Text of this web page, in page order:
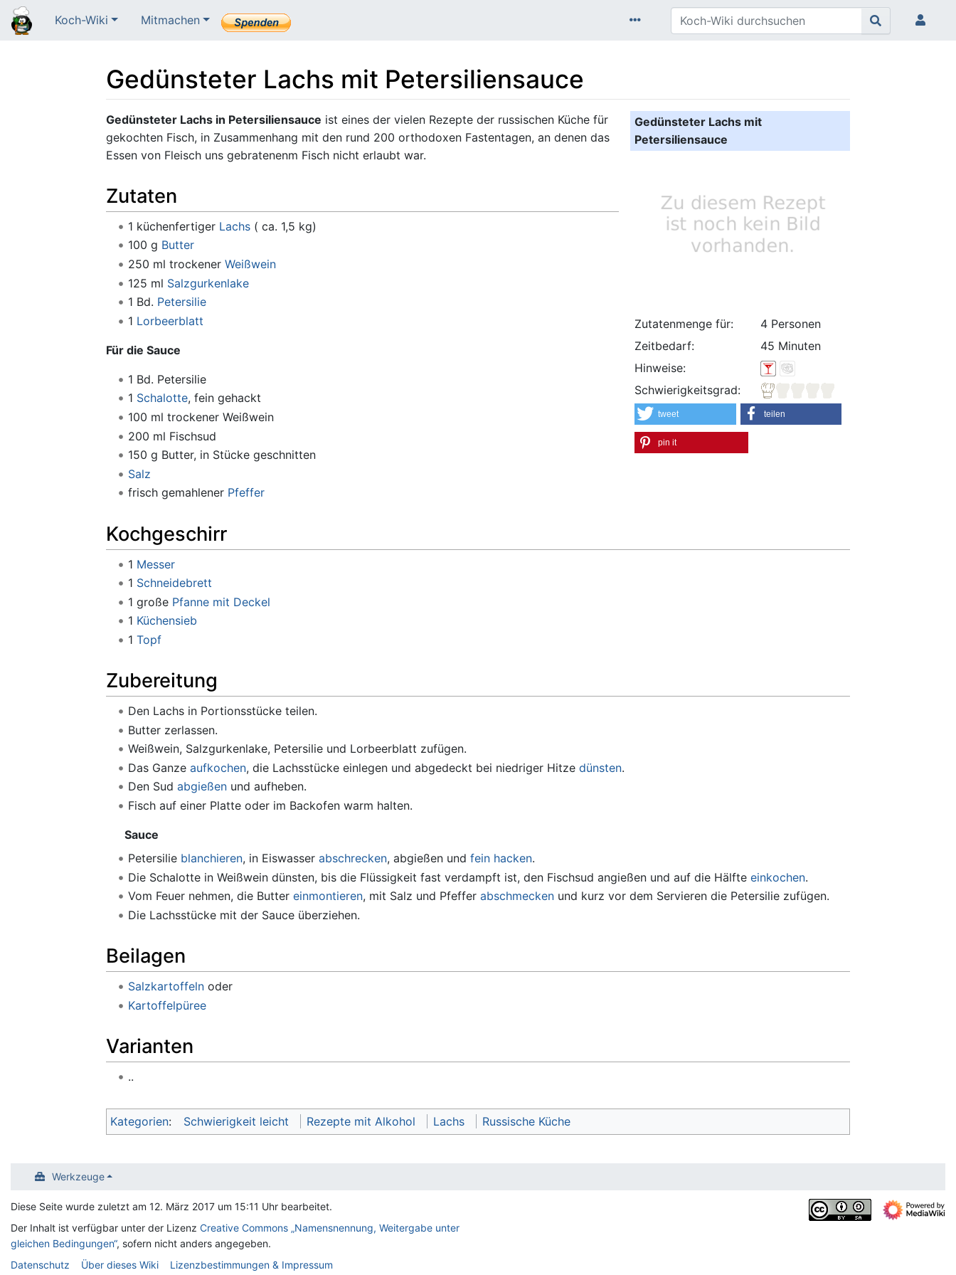
Koch-Wiki Mitmachen
Gedünsteter Lachs mit Petersiliensauce
Wechseln zu:Navigation,Suche
Gedünsteter Lachs mit
Petersiliensauce
Zutatenmenge für:
4 Personen
Zeitbedarf:
45 Minuten
Hinweise:
Schwierigkeitsgrad:
tweet teilen
pin it
Gedünsteter Lachs in Petersiliensauce ist eines der vielen Rezepte der russischen Küche für
gekochten Fisch, in Zusammenhang mit den rund 200 orthodoxen Fastentagen, an denen das
Essen von Fleisch uns gebratenenm Fisch nicht erlaubt war.
Zutaten
1 küchenfertiger Lachs( ca. 1,5 kg)
100 g Butter
250 ml trockener Weißwein
125 ml Salzgurkenlake
1 Bd. Petersilie
1 Lorbeerblatt
Für die Sauce
1 Bd. Petersilie
1 Schalotte, fein gehackt
100 ml trockener Weißwein
200 ml Fischsud
150 g Butter, in Stücke geschnitten
Salz
frisch gemahlener Pfeffer
Kochgeschirr
1 Messer
1 Schneidebrett
1 große Pfanne mit Deckel
1 Küchensieb
1 Topf
Zubereitung
Den Lachs in Portionsstücke teilen.
Butter zerlassen.
Weißwein, Salzgurkenlake, Petersilie und Lorbeerblatt zufügen.
Das Ganze aufkochen, die Lachsstücke einlegen und abgedeckt bei niedriger Hitze dünsten.
Den Sud abgießenund aufheben.
Fisch auf einer Platte oder im Backofen warm halten.
Sauce
Petersilie blanchieren, in Eiswasser abschrecken, abgießen und fein hacken.
Die Schalotte in Weißwein dünsten, bis die Flüssigkeit fast verdampft ist, den Fischsud angießen und auf die Hälfte einkochen.
Vom Feuer nehmen, die Butter einmontieren, mit Salz und Pfeffer abschmeckenund kurz vor dem Servieren die Petersilie zufügen.
Die Lachsstücke mit der Sauce überziehen.
Beilagen
Salzkartoffelnoder
Kartoffelpüree
Varianten
..
Kategorien: Schwierigkeit leicht Rezepte mit Alkohol Lachs Russische Küche
Werkzeuge
Diese Seite wurde zuletzt am 12. März 2017 um 15:11 Uhr bearbeitet.
Der Inhalt ist verfügbar unter der Lizenz Creative Commons „Namensnennung, Weitergabe unter
gleichen Bedingungen“, sofern nicht anders angegeben.
Datenschutz
Über dieses Wiki Lizenzbestimmungen & Impressum